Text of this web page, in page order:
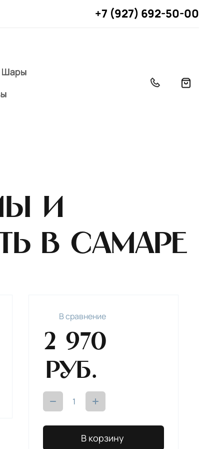
+7 (927) 692-50-00
Шары
и
в Самаре
В сравнениe
2 970
руб.
В корзину